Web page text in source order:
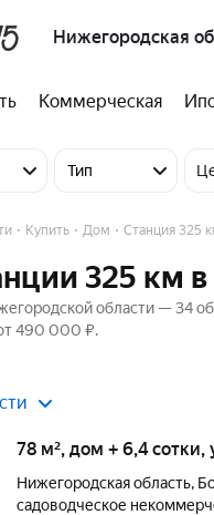
Нижегородская
Коммерческая
Тип
Купить Дом Станция 325
325 км
области — 34
490 000 ₽.
78 м², дом + 6,4 сотки,
Нижегородская область,
садоводческое